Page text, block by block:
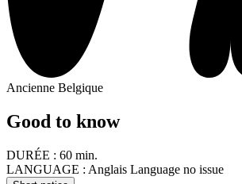
Ancienne Belgique
Good to know
DURÉE : 60 min.
LANGUAGE : Anglais Language no issue